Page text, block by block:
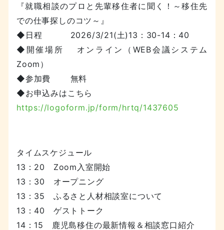
『就職相談のプロと先輩移住者に聞く！～移住先
での仕事探しのコツ～』
◆日程 2026/3/21(土)13：30-14：40
◆開催場所 オンライン（WEB会議システム
Zoom）
◆参加費 無料
◆お申込みはこちら
https://logoform.jp/form/hrtq/1437605
タイムスケジュール
13：20 Zoom入室開始
13：30 オープニング
13：35 ふるさと人材相談室について
13：40 ゲストトーク
14：15 鹿児島移住の最新情報＆相談窓口紹介